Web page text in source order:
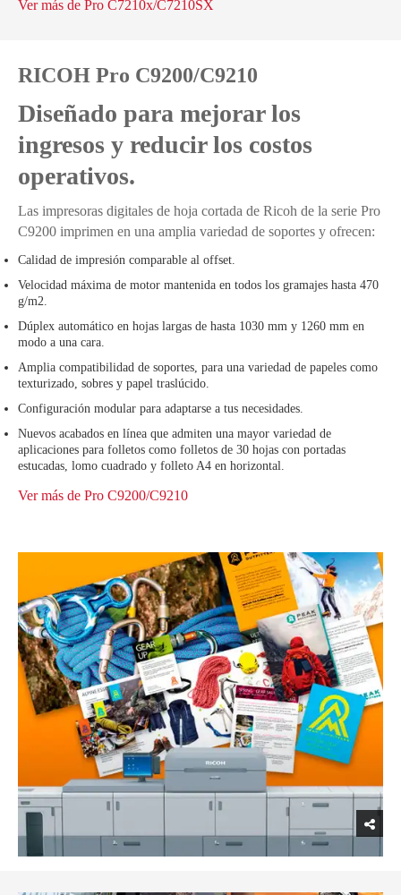
Ver más de Pro C7210x/C7210SX
RICOH Pro C9200/C9210
Diseñado para mejorar los
ingresos y reducir los costos
operativos.
Las impresoras digitales de hoja cortada de Ricoh de la serie Pro
C9200 imprimen en una amplia variedad de soportes y ofrecen:
Calidad de impresión comparable al offset.
Velocidad máxima de motor mantenida en todos los gramajes hasta 470
g/m2.
Dúplex automático en hojas largas de hasta 1030 mm y 1260 mm en
modo a una cara.
Amplia compatibilidad de soportes, para una variedad de papeles como
texturizado, sobres y papel traslúcido.
Configuración modular para adaptarse a tus necesidades.
Nuevos acabados en línea que admiten una mayor variedad de
aplicaciones para folletos como folletos de 30 hojas con portadas
estucadas, lomo cuadrado y folleto A4 en horizontal.
Ver más de Pro C9200/C9210